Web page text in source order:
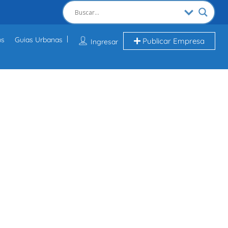
Ingresar Publicar Empresa
Guias Urbanas